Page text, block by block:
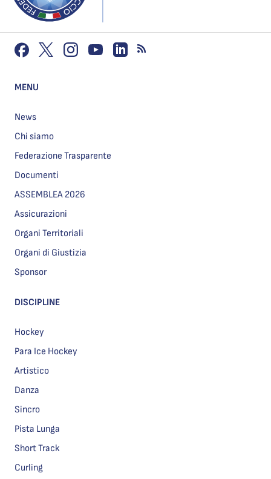
MENU
News
Chi siamo
Federazione Trasparente
Documenti
ASSEMBLEA 2026
Assicurazioni
Organi Territoriali
Organi di Giustizia
Sponsor
DISCIPLINE
Hockey
Para Ice Hockey
Artistico
Danza
Sincro
Pista Lunga
Short Track
Curling